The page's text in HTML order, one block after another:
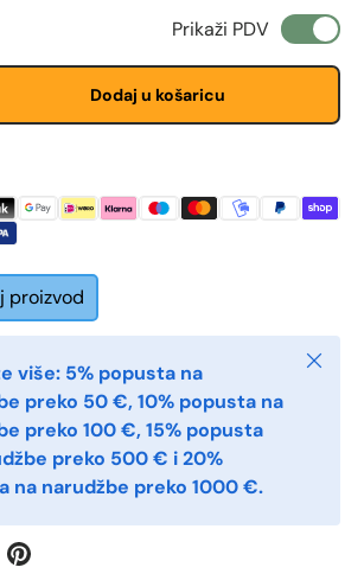
*
Prikaži PDV
Dodaj u košaricu
proizvod
više: 5% popusta na
preko 50 €, 10% popusta na
preko 100 €, 15% popusta
preko 500 € i 20%
na narudžbe preko 1000 €.